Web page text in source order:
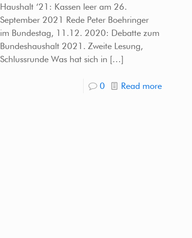
Haushalt ‘21: Kassen leer am 26.
September 2021 Rede Peter Boehringer
im Bundestag, 11.12. 2020: Debatte zum
Bundeshaushalt 2021. Zweite Lesung,
Schlussrunde Was hat sich in […]
0 Read more